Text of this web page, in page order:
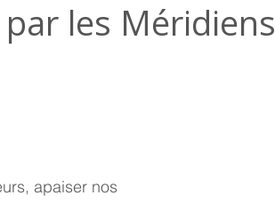
les Méridiens
apaiser nos